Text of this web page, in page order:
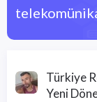
Türkiye
Yeni